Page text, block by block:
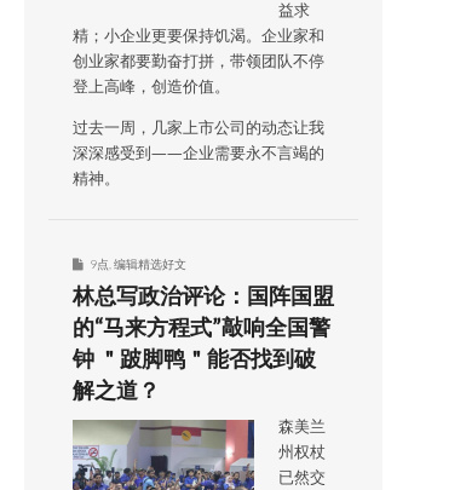
益求
精；小企业更要保持饥渴。企业家和
创业家都要勤奋打拼，带领团队不停
登上高峰，创造价值。
过去一周，几家上市公司的动态让我
深深感受到——企业需要永不言竭的
精神。
9点 编辑精选好文
林总写政治评论：国阵国盟
的“马来方程式”敲响全国警
钟 ＂跛脚鸭＂能否找到破
解之道？
森美兰
州权杖
已然交